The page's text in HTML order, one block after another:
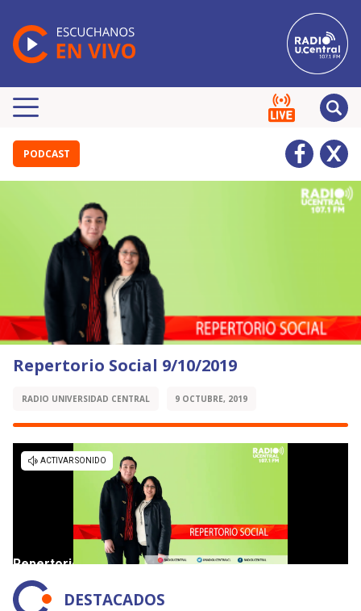
PODCAST
Repertorio Social 9/10/2019
RADIO UNIVERSIDAD CENTRAL 9 OCTUBRE, 2019
DESTACADOS